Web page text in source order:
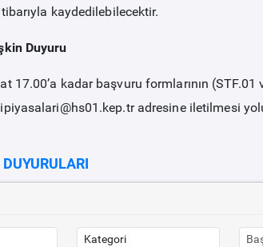
kaydedilebilecektir.
Duyuru
17.00’a kadar başvuru formlarının
adresine iletilmesi